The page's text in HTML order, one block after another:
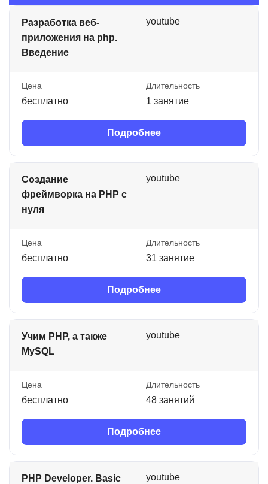
Разработка веб-
приложения на php.
Введение
youtube
Цена
бесплатно
Длительность
1 занятие
Подробнее
Создание
фреймворка на PHP с
нуля
youtube
Цена
бесплатно
Длительность
31 занятие
Подробнее
Учим PHP, а также
MySQL
youtube
Цена
бесплатно
Длительность
48 занятий
Подробнее
PHP Developer. Basic youtube